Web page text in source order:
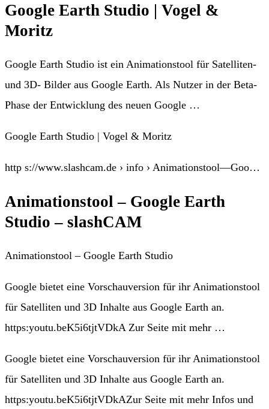
Google Earth Studio | Vogel &
Moritz
Google Earth Studio ist ein Animationstool für Satelliten-
und 3D- Bilder aus Google Earth. Als Nutzer in der Beta-
Phase der Entwicklung des neuen Google …
Google Earth Studio | Vogel & Moritz
http s://www.slashcam.de › info › Animationstool—Goo…
Animationstool – Google Earth
Studio – slashCAM
Animationstool – Google Earth Studio
Google bietet eine Vorschauversion für ihr Animationstool
für Satelliten und 3D Inhalte aus Google Earth an.
https:youtu.beK5i6tjtVDkA Zur Seite mit mehr …
Google bietet eine Vorschauversion für ihr Animationstool
für Satelliten und 3D Inhalte aus Google Earth an.
https:youtu.beK5i6tjtVDkAZur Seite mit mehr Infos und